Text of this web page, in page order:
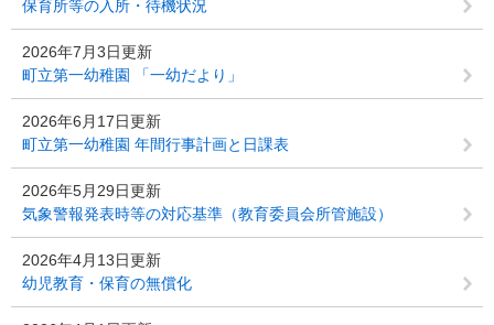
保育所等の入所・待機状況
2026年7月3日更新
町立第一幼稚園 「一幼だより」
2026年6月17日更新
町立第一幼稚園 年間行事計画と日課表
2026年5月29日更新
気象警報発表時等の対応基準（教育委員会所管施設）
2026年4月13日更新
幼児教育・保育の無償化